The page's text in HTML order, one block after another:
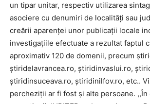
un tipar unitar, respectiv utilizarea
asociere cu denumiri de localități sau
creării aparenței unor publicații locale
investigațiile efectuate a rezultat faptul
aproximativ 120 de domenii, precum
știridelavrancea.ro, știridinvaslui.ro,
știridinsuceava.ro, știridinilfov.ro, etc..
percheziții ar fi fost și alte persoane. ,,În